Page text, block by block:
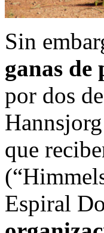
Sin
ganas de
por dos
que
Espiral